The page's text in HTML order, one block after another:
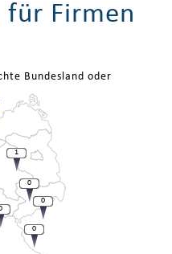
für Firmen
Bundesland oder
0
0
0
1